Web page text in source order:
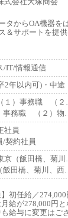
タからOA機器を
＆サポートを提
/IT/情報通信
2年以内可)・中途
１）事務職 （
事務職 （２）
社員
/契約社員
京（飯田橋、菊
飯田橋、菊川、
】初任給／274,000
給が278,000円と
給与に変更はご